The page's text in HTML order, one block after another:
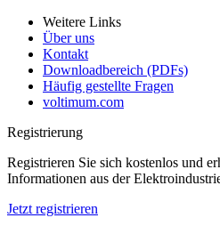
Weitere Links
Über uns
Kontakt
Downloadbereich (PDFs)
Häufig gestellte Fragen
voltimum.com
Registrierung
Registrieren Sie sich kostenlos und
Informationen aus der
Jetzt registrieren